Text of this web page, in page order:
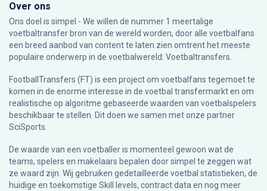
Over ons
Ons doel is simpel - We willen de nummer 1 meertalige
voetbaltransfer bron van de wereld worden, door alle voetbalfans
een breed aanbod van content te laten zien omtrent het meeste
populaire onderwerp in de voetbalwereld: Voetbaltransfers.
FootballTransfers (FT) is een project om voetbalfans tegemoet te
komen in de enorme interesse in de voetbal transfermarkt en om
realistische op algoritme gebaseerde waarden van voetbalspelers
beschikbaar te stellen. Dit doen we samen met onze partner
SciSports.
De waarde van een voetballer is momenteel gewoon wat de
teams, spelers en makelaars bepalen door simpel te zeggen wat
ze waard zijn. Wij gebruiken gedetailleerde voetbal statistieken, de
huidige en toekomstige Skill levels, contract data en nog meer